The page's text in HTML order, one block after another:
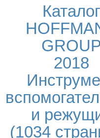
Каталог
2018
и
(1034